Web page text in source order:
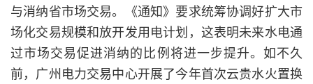
与消纳省市场交易。《通知》要求统筹协调好扩大市
场化交易规模和放开发用电计划，这表明未来水电通
过市场交易促进消纳的比例将进一步提升。如不久
前，广州电力交易中心开展了今年首次云贵水火置换